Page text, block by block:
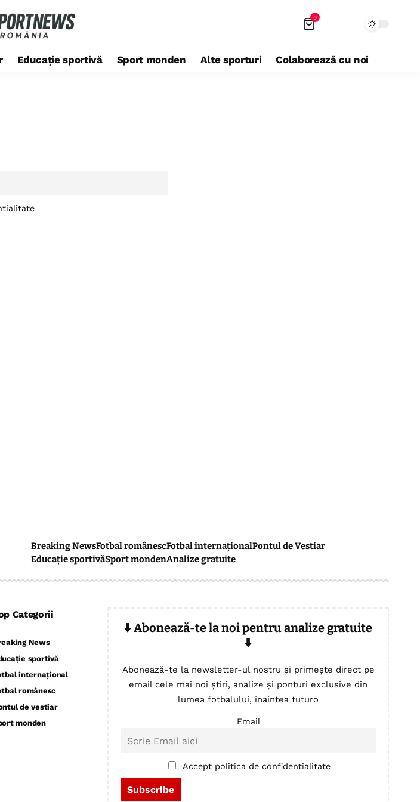
0
Educație sportivă Sport monden Alte sporturi Colaborează cu noi
Breaking NewsFotbal românescFotbal internaționalPontul de Vestiar
Educație sportivăSport mondenAnalize gratuite
Categorii
News
sportivă
internațional
românesc
de vestiar
monden
⬇️ Abonează-te la noi pentru analize gratuite
⬇️
Abonează-te la newsletter-ul nostru și primește direct pe
email cele mai noi știri, analize și ponturi exclusive din
lumea fotbalului, înaintea tuturo
Email
Accept politica de confidentialitate